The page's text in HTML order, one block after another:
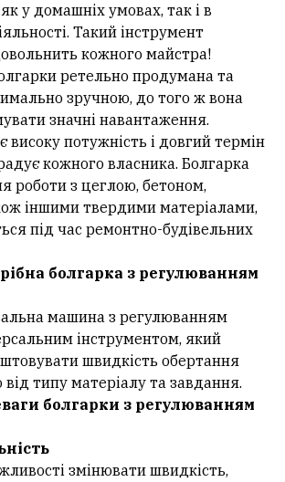
у домашніх умовах, так і в
Такий інструмент
кожного майстра!
ретельно продумана та
зручною, до того ж вона
значні навантаження.
високу потужність і довгий термін
кожного власника. Болгарка
роботи з цеглою, бетоном,
іншими твердими матеріалами,
під час ремонтно-будівельних
болгарка з регулюванням
машина з регулюванням
інструментом, який
швидкість обертання
типу матеріалу та завдання.
болгарки з регулюванням
змінювати швидкість,